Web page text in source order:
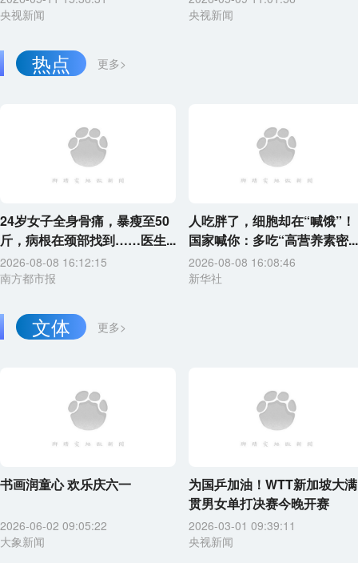
央视新闻
央视新闻
更多>
热点
24岁女子全身骨痛，暴瘦至50
斤，病根在颈部找到……医生...
2026-08-08 16:12:15
南方都市报
人吃胖了，细胞却在“喊饿”！
国家喊你：多吃“高营养素密...
2026-08-08 16:08:46
新华社
更多>
文体
书画润童心 欢乐庆六一
2026-06-02 09:05:22
大象新闻
为国乒加油！WTT新加坡大满
贯男女单打决赛今晚开赛
2026-03-01 09:39:11
央视新闻